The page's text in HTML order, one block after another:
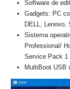
Software de
Gadgets: PC
DELL, Lenovo,
Sistema
Professional/
Service Pack 1
MultiBoot USB